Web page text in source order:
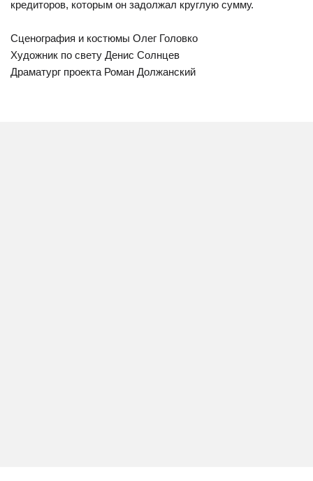
кредиторов, которым он задолжал круглую сумму.
Сценография и костюмы Олег Головко
Художник по свету Денис Солнцев
Драматург проекта Роман Должанский